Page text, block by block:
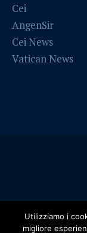
Cei
AngenSir
Cei News
Vatican News
Utilizziamo i
migliore